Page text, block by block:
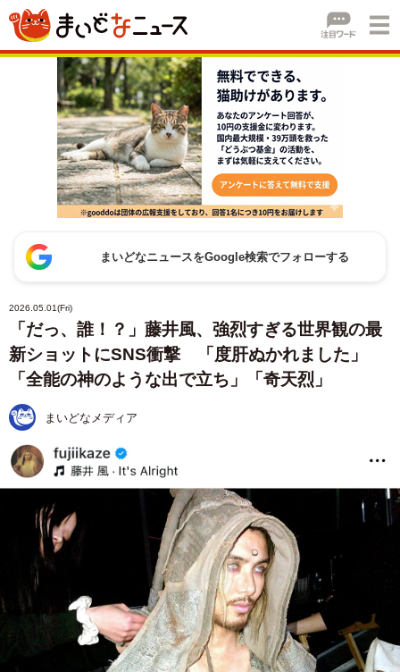
まいどなニュースをGoogle検索でフォローする
2026.05.01(Fri)
「だっ、誰！？」藤井風、強烈すぎる世界観の最
新ショットにSNS衝撃 「度肝ぬかれました」
「全能の神のような出で立ち」「奇天烈」
まいどなメディア